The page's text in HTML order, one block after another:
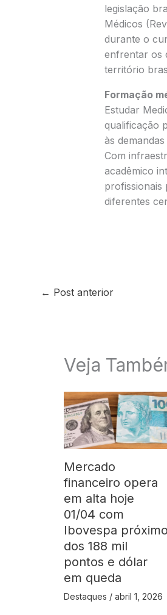
legislação
Médicos
durante o
enfrentar os
território
Formação
Estudar
qualificação
às
Com
acadêmico
profissionais
diferentes
← Post anterior
Veja
Mercado
financeiro opera
em alta hoje
01/04 com
Ibovespa próximo
dos 188 mil
pontos e dólar
em queda
Destaques / abril 1, 2026